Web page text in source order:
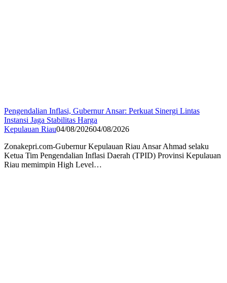
Pengendalian Inflasi, Gubernur Ansar: Perkuat Sinergi Lintas
Instansi Jaga Stabilitas Harga
Kepulauan Riau04/08/202604/08/2026
Zonakepri.com-Gubernur Kepulauan Riau Ansar Ahmad selaku
Ketua Tim Pengendalian Inflasi Daerah (TPID) Provinsi Kepulauan
Riau memimpin High Level…